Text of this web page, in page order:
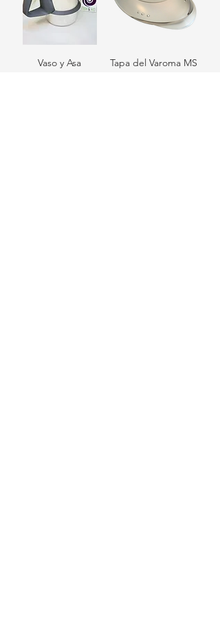
Vaso y Asa
Tapa del Varoma MS